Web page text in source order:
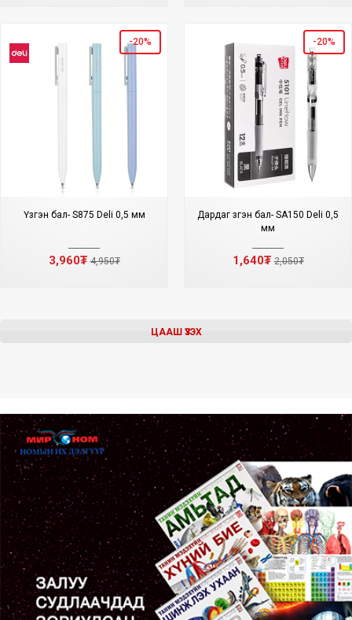
-20%
Үзгэн бал- S875 Deli 0,5 мм
3,960₮4,950₮
-20%
Дардаг үзгэн бал- SA150 Deli 0,5
мм
1,640₮2,050₮
ЦААШ ҮЗЭХ